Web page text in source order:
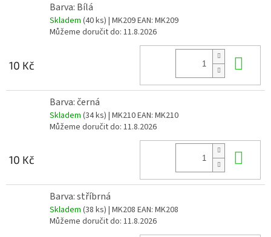
Barva: Bílá
Skladem (40 ks) | MK209EAN: MK209
Můžeme doručit do: 11.8.2026
10 Kč
Barva: černá
Skladem (34 ks) | MK210EAN: MK210
Můžeme doručit do: 11.8.2026
10 Kč
Barva: stříbrná
Skladem (38 ks) | MK208 EAN: MK208
Můžeme doručit do: 11.8.2026